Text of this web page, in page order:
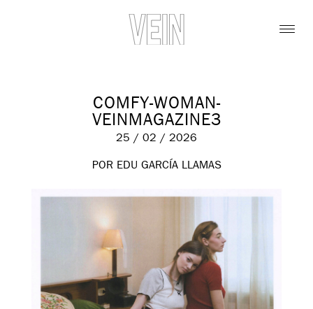
COMFY-WOMAN-
VEINMAGAZINE3
25 / 02 / 2026
POR EDU GARCÍA LLAMAS